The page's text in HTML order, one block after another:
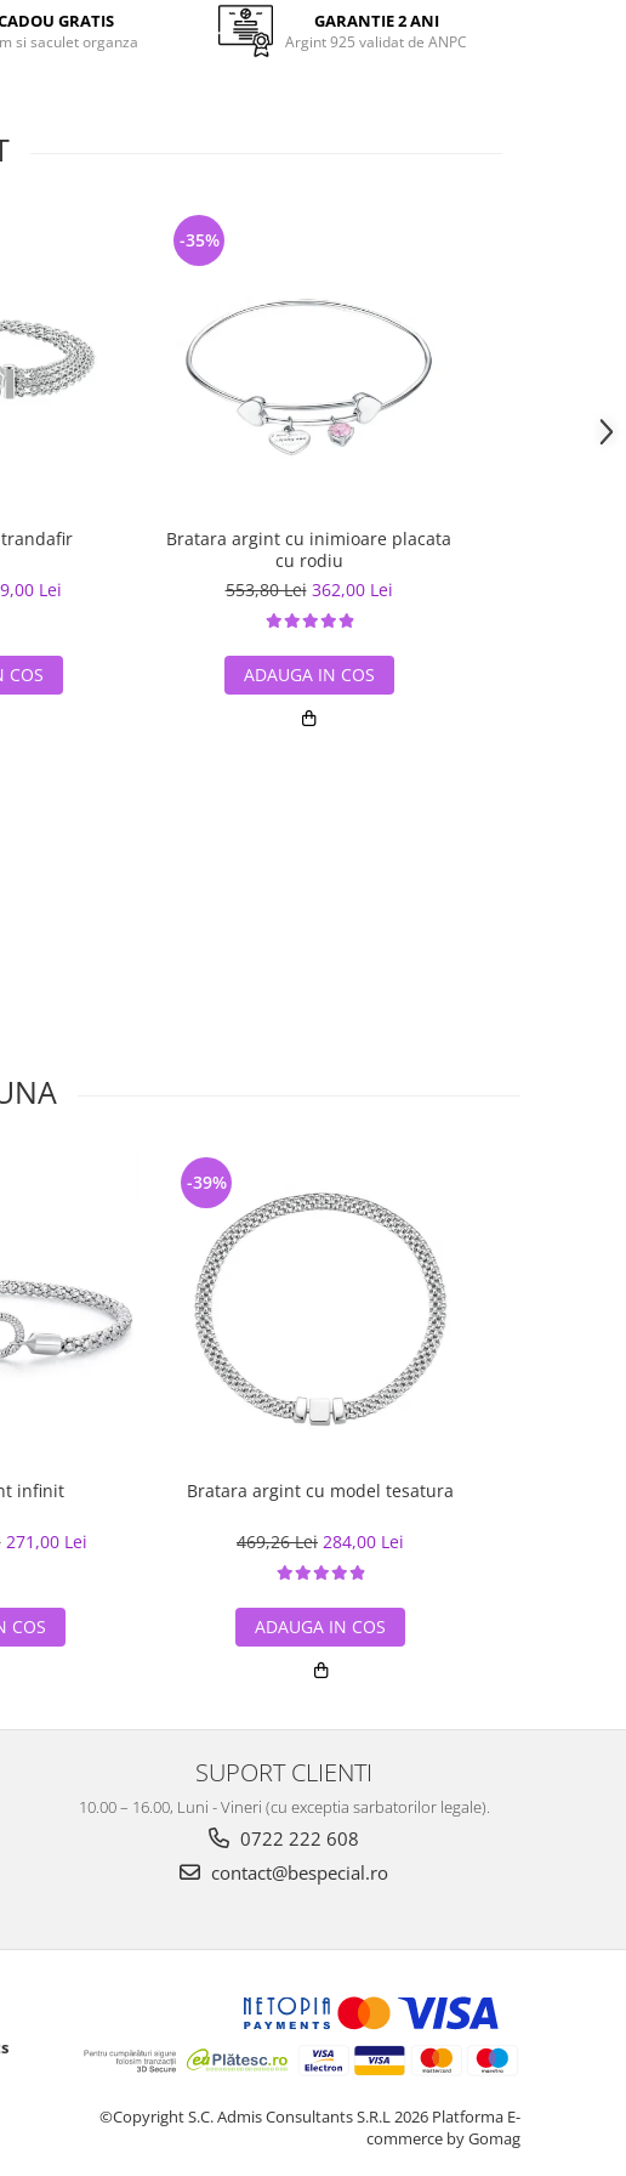
GRATIS
si saculet organza
GARANTIE 2 ANI
Argint 925 validat de ANPC
Lei
COS
Bratara argint cu inimioare placata
cu rodiu
553,80 Lei 362,00 Lei
-35%
ADAUGA IN COS
infinit
271,00 Lei
COS
Bratara argint cu model tesatura
469,26 Lei 284,00 Lei
-39%
ADAUGA IN COS
SUPORT CLIENTI
10.00 – 16.00, Luni - Vineri (cu exceptia sarbatorilor legale).
0722 222 608
contact@bespecial.ro
©Copyright S.C. Admis Consultants S.R.L 2026 Platforma E-
commerce by Gomag